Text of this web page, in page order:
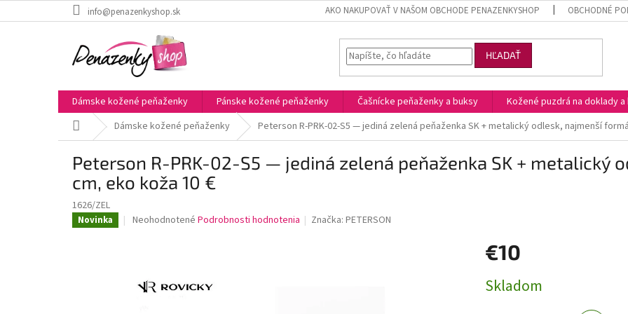
na
info@penazenkyshop.sk AKO NAKUPOVAŤ V NAŠOM OBCHODE PENAZENKYSHOP OBCHODNÉ
HĽADAŤ
Dámske kožené peňaženky Pánske kožené peňaženky Čašnícke peňaženky a buksy Kožené puzdrá na doklady
DomovDámske kožené peňaženky Peterson R-PRK-02-S5 — jediná zelená peňaženka SK + metalický odlesk, najmenší
Peterson R-PRK-02-S5 — jediná zelená peňaženka SK + metalický
cm, eko koža 10 €
1626/ZEL
Novinka
Priemerné
Neohodnotené Podrobnosti hodnotenia Značka:PETERSON
€10
cena:
Skladom